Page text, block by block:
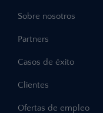
Sobre nosotros
Partners
Casos de éxito
Clientes
Ofertas de empleo